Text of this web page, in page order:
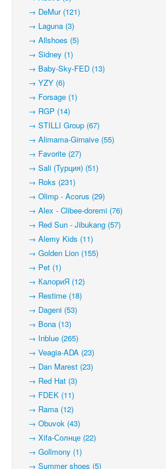
→ DeMur (121)
→ Laguna (3)
→ Allshoes (5)
→ Sidney (1)
→ Baby-Sky-FED (13)
→ YZY (6)
→ Forsage (1)
→ RGP (14)
→ STILLI Group (67)
→ Alimama-Girnaive (55)
→ Favorite (27)
→ Sali (Турция) (51)
→ Roks (231)
→ Olimp - Acorus (29)
→ Alex - Clibee-doremi (76)
→ Red Sun - Jibukang (57)
→ Alemy Kids (11)
→ Golden Lion (155)
→ Pet (1)
→ КалориЯ (12)
→ Restime (18)
→ Dageni (53)
→ Bona (13)
→ Inblue (265)
→ Veagia-ADA (23)
→ Dan Marest (23)
→ Red Hat (3)
→ FDEK (11)
→ Rama (12)
→ Obuvok (43)
→ Xifa-Солнце (22)
→ Gollmony (1)
→ Summer shoes (5)